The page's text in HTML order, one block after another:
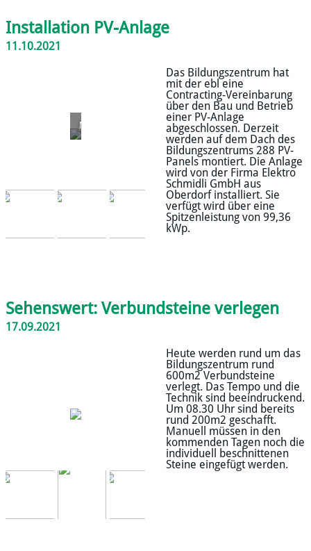
Installation PV-Anlage
11.10.2021
Materialanlieferung
Das Bildungszentrum hat
mit der ebl eine
Contracting-Vereinbarung
über den Bau und Betrieb
einer PV-Anlage
abgeschlossen. Derzeit
werden auf dem Dach des
Bildungszentrums 288 PV-
Panels montiert. Die Anlage
wird von der Firma Elektro
Schmidli GmbH aus
Oberdorf installiert. Sie
verfügt wird über eine
Spitzenleistung von 99,36
kWp.
Sehenswert: Verbundsteine verlegen
17.09.2021
Heute werden rund um das
Bildungszentrum rund
600m2 Verbundsteine
verlegt. Das Tempo und die
Technik sind beeindruckend.
Um 08.30 Uhr sind bereits
rund 200m2 geschafft.
Manuell müssen in den
kommenden Tagen noch die
individuell beschnittenen
Steine eingefügt werden.